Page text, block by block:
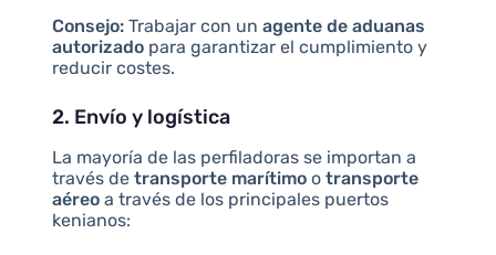
Consejo:Trabajar con un agente de aduanas
autorizadopara garantizar el cumplimiento y
reducir costes.
2. Envío y logística
La mayoría de las perfiladoras se importan a
través de transporte marítimoo transporte
aéreoa través de los principales puertos
kenianos: